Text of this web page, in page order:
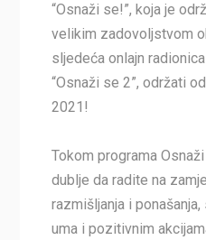
“Osnaži se!”, koja je
velikim zadovoljstvom
sljedeća onlajn
“Osnaži se 2”, održati
2021!
Tokom programa
dublje da radite na
razmišljanja i
uma i pozitivnim